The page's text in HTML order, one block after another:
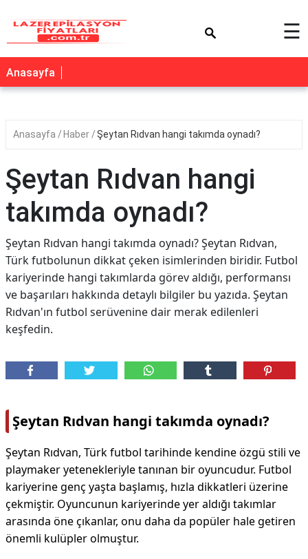
☰
Anasayfa
Anasayfa Haber Şeytan Rıdvan hangi takımda oynadı?
Şeytan Rıdvan hangi
takımda oynadı?
Şeytan Rıdvan hangi takımda oynadı? Şeytan Rıdvan,
Türk futbolunun dikkat çeken isimlerinden biridir. Futbol
kariyerinde hangi takımlarda görev aldığı, performansı
ve başarıları hakkında detaylı bilgiler bu yazıda. Şeytan
Rıdvan'ın futbol serüvenine dair merak edilenleri
keşfedin.
Şeytan Rıdvan hangi takımda oynadı?
Şeytan Rıdvan, Türk futbol tarihinde kendine özgü stili ve
playmaker yetenekleriyle tanınan bir oyuncudur. Futbol
kariyerine genç yaşta başlamış, hızla dikkatleri üzerine
çekmiştir. Oyuncunun kariyerinde yer aldığı takımlar
arasında öne çıkanlar, onu daha da popüler hale getiren
önemli kulüpler olmuştur.